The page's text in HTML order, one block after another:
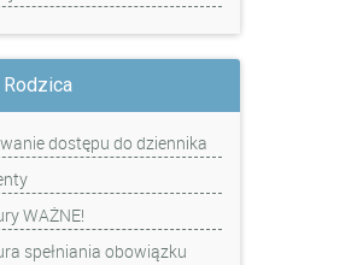
Rodzica
dostępu do dziennika
WAŻNE!
spełniania obowiązku